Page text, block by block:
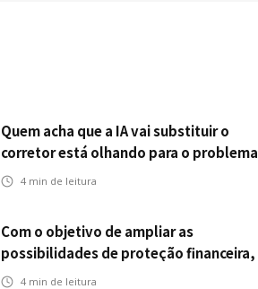
Quem acha que a IA vai substituir o
corretor está olhando para o problema
errado
4min de leitura
Com o objetivo de ampliar as
possibilidades de proteção financeira,
Icatu Seguros eleva capital segurado
4min de leitura